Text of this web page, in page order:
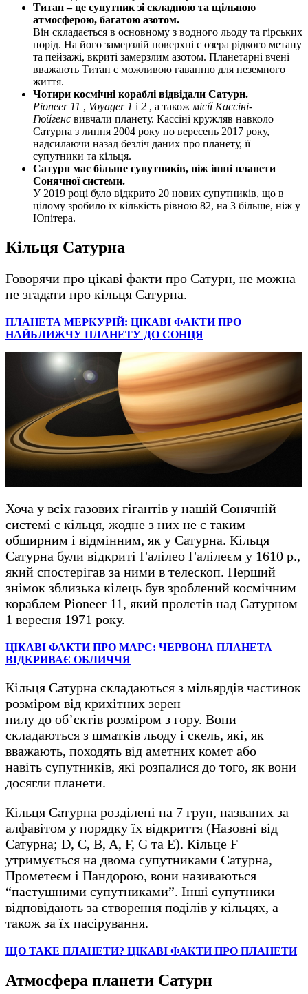
Титан – це супутник зі складною та щільною
атмосферою, багатою азотом.
Він складається в основному з водного льоду та гірських
порід. На його замерзлій поверхні є озера рідкого метану
та пейзажі, вкриті замерзлим азотом. Планетарні вчені
вважають Титан є можливою гаванню для неземного
життя.
Чотири космічні кораблі відвідали Сатурн.
Pioneer 11 , Voyager 1 і 2 , а також місії Кассіні-
Гюйгенс вивчали планету. Кассіні кружляв навколо
Сатурна з липня 2004 року по вересень 2017 року,
надсилаючи назад безліч даних про планету, її
супутники та кільця.
Сатурн має більше супутників, ніж інші планети
Сонячної системи.
У 2019 році було відкрито 20 нових супутників, що в
цілому зробило їх кількість рівною 82, на 3 більше, ніж у
Юпітера.
Кільця Сатурна
Говорячи про цікаві факти про Сатурн, не можна
не згадати про кільця Сатурна.
ПЛАНЕТА МЕРКУРІЙ: ЦІКАВІ ФАКТИ ПРО
НАЙБЛИЖЧУ ПЛАНЕТУ ДО СОНЦЯ
Хоча у всіх газових гігантів у нашій Сонячній
системі є кільця, жодне з них не є таким
обширним і відмінним, як у Сатурна. Кільця
Сатурна були відкриті Галілео Галілеєм у 1610 р.,
який спостерігав за ними в телескоп. Перший
знімок зблизька кілець був зроблений космічним
кораблем Pioneer 11, який пролетів над Сатурном
1 вересня 1971 року.
ЦІКАВІ ФАКТИ ПРО МАРС: ЧЕРВОНА ПЛАНЕТА
ВІДКРИВАЄ ОБЛИЧЧЯ
Кільця Сатурна складаються з мільярдів частинок
розміром від крихітних зерен
пилу до об’єктів розміром з гору. Вони
складаються з шматків льоду і скель, які, як
вважають, походять від аметних комет або
навіть супутників, які розпалися до того, як вони
досягли планети.
Кільця Сатурна розділені на 7 груп, названих за
алфавітом у порядку їх відкриття (Назовні від
Сатурна; D, C, B, A, F, G та E). Кільце F
утримується на двома супутниками Сатурна,
Прометеєм і Пандорою, вони називаються
“пастушними супутниками”. Інші супутники
відповідають за створення поділів у кільцях, а
також за їх пасірування.
ЩО ТАКЕ ПЛАНЕТИ? ЦІКАВІ ФАКТИ ПРО ПЛАНЕТИ
Атмосфера планети Сатурн